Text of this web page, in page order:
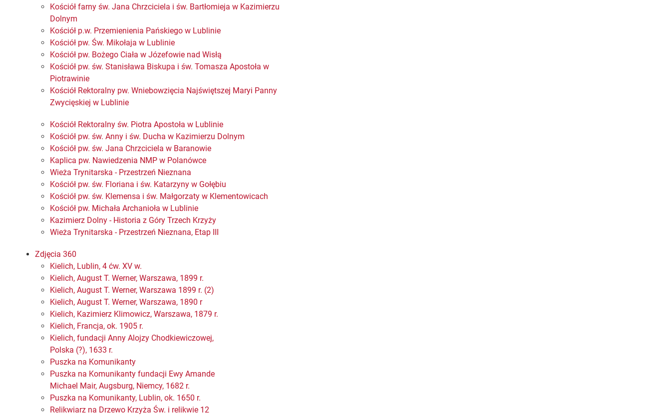
Kościół farny św. Jana Chrzciciela i św. Bartłomieja w Kazimierzu
Dolnym
Kościół p.w. Przemienienia Pańskiego w Lublinie
Kościół pw. Św. Mikołaja w Lublinie
Kościół pw. Bożego Ciała w Józefowie nad Wisłą
Kościół pw. św. Stanisława Biskupa i św. Tomasza Apostoła w
Piotrawinie
Kościół Rektoralny pw. Wniebowzięcia Najświętszej Maryi Panny
Zwycięskiej w Lublinie
Kościół Rektoralny św. Piotra Apostoła w Lublinie
Kościół pw. św. Anny i św. Ducha w Kazimierzu Dolnym
Kościół pw. św. Jana Chrzciciela w Baranowie
Kaplica pw. Nawiedzenia NMP w Polanówce
Wieża Trynitarska - Przestrzeń Nieznana
Kościół pw. św. Floriana i św. Katarzyny w Gołębiu
Kościół pw. św. Klemensa i św. Małgorzaty w Klementowicach
Kościół pw. Michała Archanioła w Lublinie
Kazimierz Dolny - Historia z Góry Trzech Krzyży
Wieża Trynitarska - Przestrzeń Nieznana, Etap III
Zdjęcia 360
Kielich, Lublin, 4 ćw. XV w.
Kielich, August T. Werner, Warszawa, 1899 r.
Kielich, August T. Werner, Warszawa 1899 r. (2)
Kielich, August T. Werner, Warszawa, 1890 r
Kielich, Kazimierz Klimowicz, Warszawa, 1879 r.
Kielich, Francja, ok. 1905 r.
Kielich, fundacji Anny Alojzy Chodkiewiczowej,
Polska (?), 1633 r.
Puszka na Komunikanty
Puszka na Komunikanty fundacji Ewy Amande
Michael Mair, Augsburg, Niemcy, 1682 r.
Puszka na Komunikanty, Lublin, ok. 1650 r.
Relikwiarz na Drzewo Krzyża Św. i relikwie 12